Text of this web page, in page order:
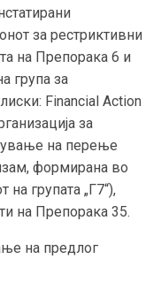
за рестриктивни
на Препорака 6 и
група за
Financial Action
за
на перење
формирана во
групата „Г7“),
на Препорака 35.
на предлог